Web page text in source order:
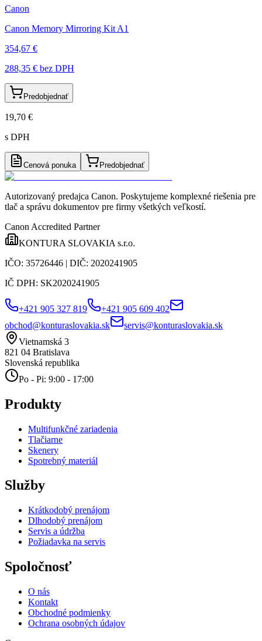
Canon
Canon Memory Mirroring Kit A1
354,67 €
288,35 € bez DPH
Predobjednať
19,70 €
s DPH
Cenová ponuka Predobjednať
Autorizovaný predajca Canon. Poskytujeme komplexné riešenia pre
tlač a správu dokumentov pre firmy všetkých veľkostí.
Canon Accredited Partner
KONTURA SLOVAKIA s.r.o.
IČO: 35726446 | DIČ: 2020241905
IČ DPH: SK2020241905
+421 905 327 819
+421 905 609 402
obchod@konturaslovakia.sk
servis@konturaslovakia.sk
Vietnamská 3
821 04 Bratislava
Slovenská republika
Po - Pi: 9:00 - 17:00
Produkty
Multifunkčné zariadenia
Tlačiarne
Skenery
Spotrebný materiál
Služby
Krátkodobý prenájom
Dlhodobý prenájom
Servis a údržba
Požiadavka na servis
Spoločnosť
O nás
Kontakt
Obchodné podmienky
Ochrana osobných údajov